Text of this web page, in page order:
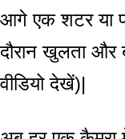
आगे एक शटर या
दौरान खुलता और
वीडियो देखें)|